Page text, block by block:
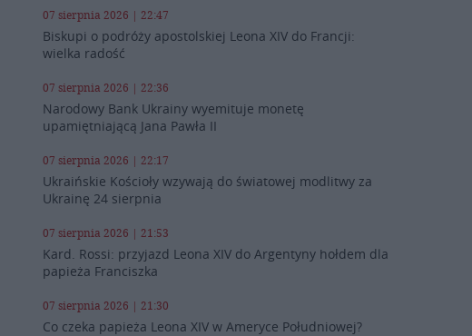
07 sierpnia 2026 | 22:47
Biskupi o podróży apostolskiej Leona XIV do Francji:
wielka radość
07 sierpnia 2026 | 22:36
Narodowy Bank Ukrainy wyemituje monetę
upamiętniającą Jana Pawła II
07 sierpnia 2026 | 22:17
Ukraińskie Kościoły wzywają do światowej modlitwy za
Ukrainę 24 sierpnia
07 sierpnia 2026 | 21:53
Kard. Rossi: przyjazd Leona XIV do Argentyny hołdem dla
papieża Franciszka
07 sierpnia 2026 | 21:30
Co czeka papieża Leona XIV w Ameryce Południowej?